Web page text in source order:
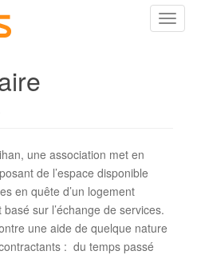
T
une association met en
de l’espace disponible
en quête d’un logement
sur l’échange de services.
une aide de quelque nature
: du temps passé